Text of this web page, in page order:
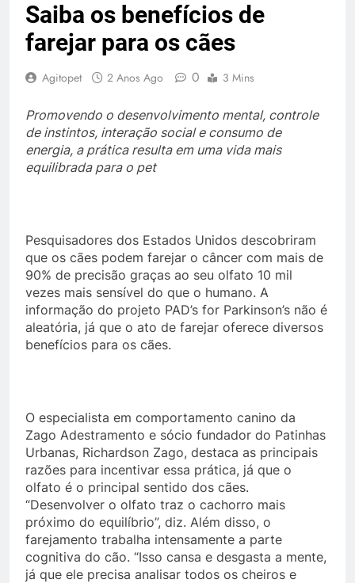
Saiba os benefícios de
farejar para os cães
Agitopet 2 Anos Ago 0 3 Mins
Promovendo o desenvolvimento mental, controle
de instintos, interação social e consumo de
energia, a prática resulta em uma vida mais
equilibrada para o pet
Pesquisadores dos Estados Unidos descobriram
que os cães podem farejar o câncer com mais de
90% de precisão graças ao seu olfato 10 mil
vezes mais sensível do que o humano. A
informação do projeto PAD’s for Parkinson’s não é
aleatória, já que o ato de farejar oferece diversos
benefícios para os cães.
O especialista em comportamento canino da
Zago Adestramento e sócio fundador do Patinhas
Urbanas, Richardson Zago, destaca as principais
razões para incentivar essa prática, já que o
olfato é o principal sentido dos cães.
“Desenvolver o olfato traz o cachorro mais
próximo do equilíbrio”, diz. Além disso, o
farejamento trabalha intensamente a parte
cognitiva do cão. “Isso cansa e desgasta a mente,
já que ele precisa analisar todos os cheiros e